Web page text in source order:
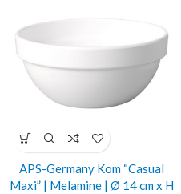
APS-Germany Kom “Casual
Maxi” | Melamine | Ø 14 cm x H